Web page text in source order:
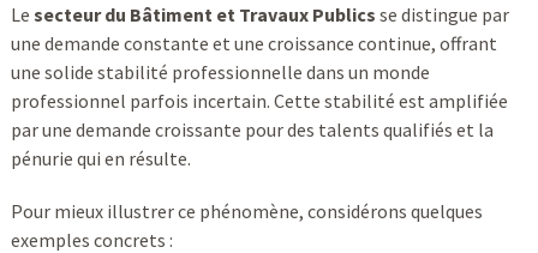
Le secteur du Bâtiment et Travaux Publics se distingue par
une demande constante et une croissance continue, offrant
une solide stabilité professionnelle dans un monde
professionnel parfois incertain. Cette stabilité est amplifiée
par une demande croissante pour des talents qualifiés et la
pénurie qui en résulte.
Pour mieux illustrer ce phénomène, considérons quelques
exemples concrets :